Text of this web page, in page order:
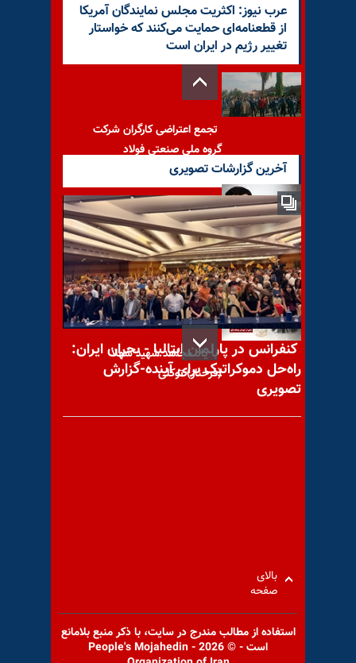
عرب نیوز: اکثریت مجلس نمایندگان آمریکا
از قطعنامه‌ای حمایت می‌کنند که خواستار
تغییر رژیم در ایران است
تجمع اعتراضی کارگران شرکت
گروه ملی صنعتی فولاد
با یاد مجاهد شهید علی اکبر
مشهدی حیدری
با یاد مجاهد شهید شهلا
(فرحناز) توکلی
خامنه‌ای؛ «دفتر
آخرین گزارشات تصویری
کنفرانس در پارلمان ایتالیا - بحران ایران:
راه‌حل دموکراتیک برای آینده-گزارش
تصویری
بالای
صفحه
استفاده از مطالب مندرج در سايت، با ذكر منبع بلامانع
است - © 2026 - People's Mojahedin